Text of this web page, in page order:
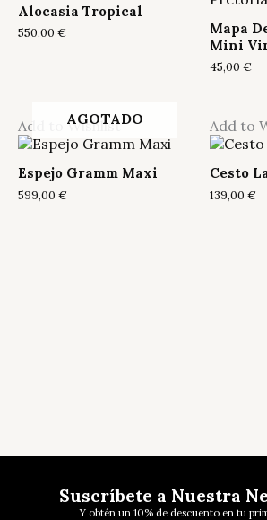
Alocasia Tropical
550,00 €
Mapa
Mini
45,00 €
Add to Wishlist
AGOTADO
Espejo Gramm Maxi
599,00 €
Add to
Cesto
139,00 €
Suscríbete a Nuestra
Y obtén un 10% de descuento en tu